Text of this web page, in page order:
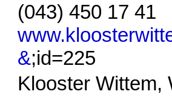
(043) 450 17 41
&;id=225
Klooster Wittem,